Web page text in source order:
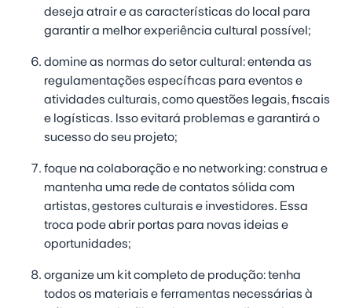
deseja atrair e as características do local para
garantir a melhor experiência cultural possível;
domine as normas do setor cultural:entenda as
regulamentações específicas para eventos e
atividades culturais, como questões legais, fiscais
e logísticas. Isso evitará problemas e garantirá o
sucesso do seu projeto;
foque na colaboração e no networking:construa e
mantenha uma rede de contatos sólida com
artistas, gestores culturais e investidores. Essa
troca pode abrir portas para novas ideias e
oportunidades;
organize um kit completo de produção:tenha
todos os materiais e ferramentas necessárias à